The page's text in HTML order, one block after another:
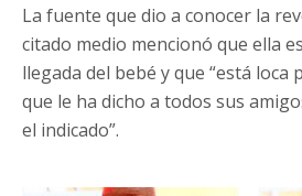
La fuente que dio a conocer la
citado medio mencionó que ella
llegada del bebé y que “está loca
que le ha dicho a todos sus
el indicado”.